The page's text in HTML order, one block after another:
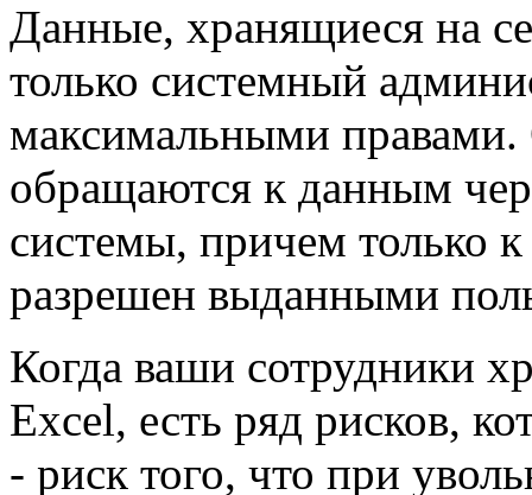
Данные, хранящиеся на
только системный
максимальными правами.
обращаются к данным
системы, причем только
разрешен выданными
Когда ваши сотрудники
Excel, есть ряд рисков,
- риск того, что при